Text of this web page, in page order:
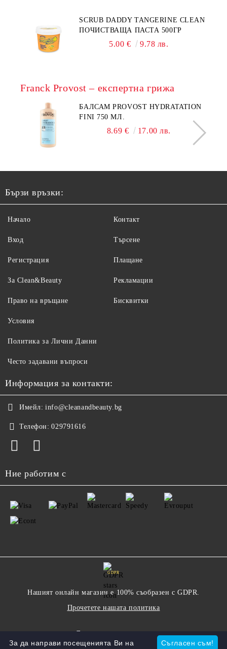
SCRUB DADDY TANGERINE CLEAN
ПОЧИСТВАЩА ПАСТА 500ГР
5.00 € 9.78 лв.
Franck Provost – експертна грижа
БАЛСАМ PROVOST HYDRATATION
FINI 750 МЛ.
8.69 € 17.00 лв.
Бързи връзки:
Начало
Вход
Регистрация
За Clean&Beauty
Контакт
Търсене
Плащане
Рекламации
Право на връщане
Условия
Политика за Лични Данни
Често задавани въпроси
Бисквитки
Информация за контакти:
Имейл: info@cleanandbeauty.bg
Телефон: 029791616
Ние работим с
GDPR
Нашият онлайн магазин е 100% съобразен с GDPR.
Прочетете нашата политика
Съгласен съм!
За да направи посещенията Ви на